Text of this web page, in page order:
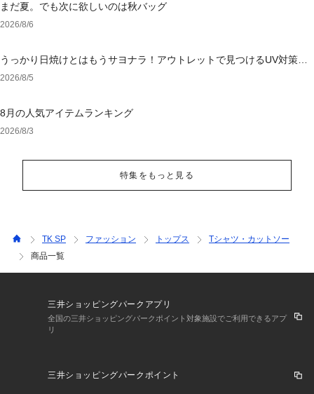
まだ夏。でも次に欲しいのは秋バッグ
2026/8/6
うっかり日焼けとはもうサヨナラ！アウトレットで見つけるUV対策ウ
ェア
2026/8/5
8月の人気アイテムランキング
2026/8/3
特集をもっと見る
TK SP ファッション トップス
Tシャツ・カットソー
商品一覧
三井ショッピングパークアプリ
全国の三井ショッピングパークポイント対象施設でご利用できるアプ
リ
三井ショッピングパークポイント